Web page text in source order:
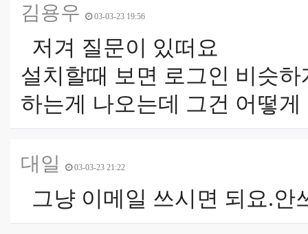
김용우 03-03-23 19:56
저겨 질문이 있떠요
설치할때 보면 로그인 비슷
하는게 나오는데 그건 어떻게
대일 03-03-23 21:22
그냥 이메일 쓰시면 되요.안